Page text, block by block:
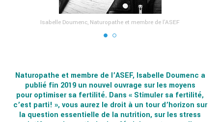
Isabelle Doumenc, Naturopathe et membre de l'ASEF
Naturopathe et membre de l’ASEF, Isabelle Doumenc a
publié fin 2019 un nouvel ouvrage sur les moyens
pour optimiser sa fertilité. Dans « Stimuler sa fertilité,
c’est parti! », vous aurez le droit à un tour d’horizon sur
la question essentielle de la nutrition, sur les stress